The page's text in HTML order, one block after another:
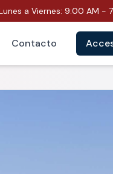
a Viernes: 9:00 AM -
Contacto